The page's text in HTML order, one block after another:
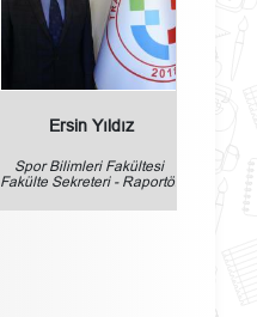
Ersin Yıldız
Spor Bilimleri Fakültesi
Fakülte Sekreteri - Raportör